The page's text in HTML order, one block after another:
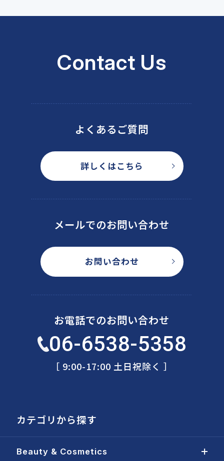
Contact Us
よくあるご質問
詳しくはこちら
メールでのお問い合わせ
お問い合わせ
お電話でのお問い合わせ
06-6538-5358
［ 9:00-17:00 土日祝除く ］
カテゴリから探す
Beauty & Cosmetics